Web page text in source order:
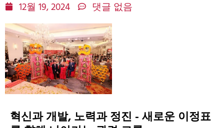
12월 19, 2024 댓글 없음
혁신과 개발, 노력과 정진 - 새로운 이정표